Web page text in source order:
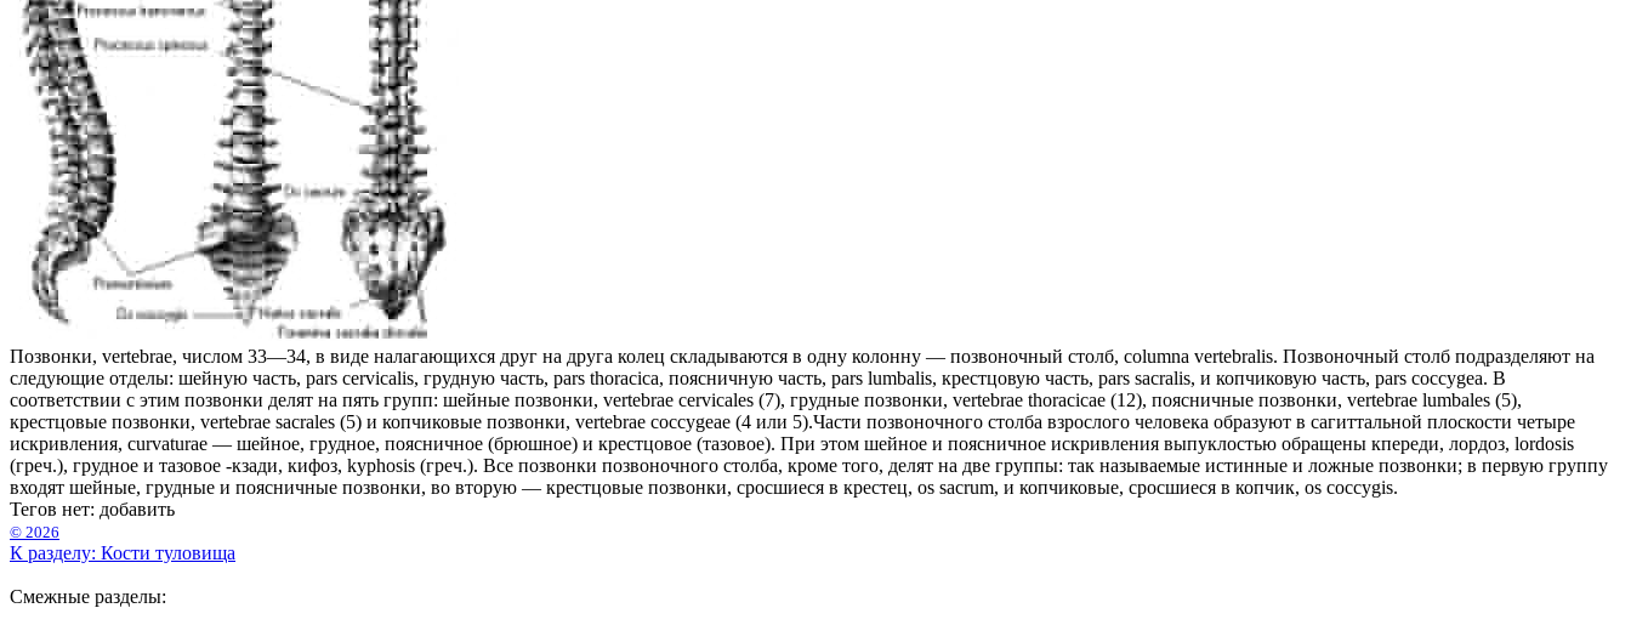
Позвонки, vertebrae, числом 33—34, в виде налагающихся друг на друга колец складываются в одну колонну — позвоночный столб, columna vertebralis. Позвоночный столб подразделяют на
следующие отделы: шейную часть, pars cervicalis, грудную часть, pars thoracica, поясничную часть, pars lumbalis, крестцовую часть, pars sacralis, и копчиковую часть, pars coccygea. В
соответствии с этим позвонки делят на пять групп: шейные позвонки, vertebrae cervicales (7), грудные позвонки, vertebrae thoracicae (12), поясничные позвонки, vertebrae lumbales (5),
крестцовые позвонки, vertebrae sacrales (5) и копчиковые позвонки, vertebrae coccygeae (4 или 5).Части позвоночного столба взрослого человека образуют в сагиттальной плоскости четыре
искривления, curvaturae — шейное, грудное, поясничное (брюшное) и крестцовое (тазовое). При этом шейное и поясничное искривления выпуклостью обращены кпереди, лордоз, lordosis
(греч.), грудное и тазовое -кзади, кифоз, kyphosis (греч.). Все позвонки позвоночного столба, кроме того, делят на две группы: так называемые истинные и ложные позвонки; в первую группу
входят шейные, грудные и поясничные позвонки, во вторую — крестцовые позвонки, сросшиеся в крестец, os sacrum, и копчиковые, сросшиеся в копчик, os coccygis.
Тегов нет: добавить
© 2026
К разделу: Кости туловища
Смежные разделы: